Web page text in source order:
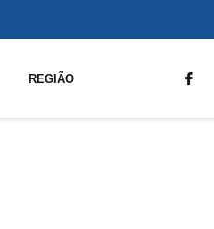
REGIÃO